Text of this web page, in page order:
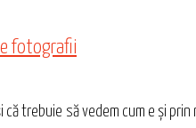
fotografii
trebuie să vedem cum e şi